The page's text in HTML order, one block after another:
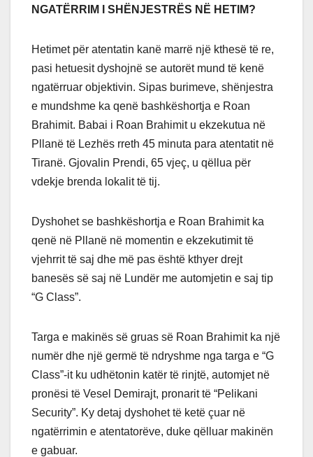
NGATËRRIM I SHËNJESTRËS NË HETIM?
Hetimet për atentatin kanë marrë një kthesë të re,
pasi hetuesit dyshojnë se autorët mund të kenë
ngatërruar objektivin. Sipas burimeve, shënjestra
e mundshme ka qenë bashkëshortja e Roan
Brahimit. Babai i Roan Brahimit u ekzekutua në
Pllanë të Lezhës rreth 45 minuta para atentatit në
Tiranë. Gjovalin Prendi, 65 vjeç, u qëllua për
vdekje brenda lokalit të tij.
Dyshohet se bashkëshortja e Roan Brahimit ka
qenë në Pllanë në momentin e ekzekutimit të
vjehrrit të saj dhe më pas është kthyer drejt
banesës së saj në Lundër me automjetin e saj tip
“G Class”.
Targa e makinës së gruas së Roan Brahimit ka një
numër dhe një germë të ndryshme nga targa e “G
Class”-it ku udhëtonin katër të rinjtë, automjet në
pronësi të Vesel Demirajt, pronarit të “Pelikani
Security”. Ky detaj dyshohet të ketë çuar në
ngatërrimin e atentatorëve, duke qëlluar makinën
e gabuar.